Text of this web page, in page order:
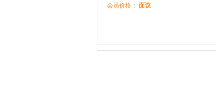
会员价格： 面议